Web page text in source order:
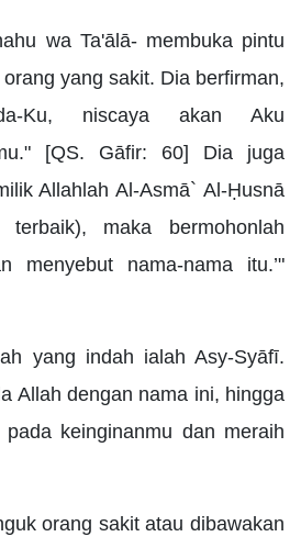
wa Ta'ālā- membuka pintu
yang sakit. Dia berfirman,
Ku, niscaya akan Aku
[QS. Gāfir: 60] Dia juga
Allahlah Al-Asmā` Al-Ḥusnā
terbaik), maka bermohonlah
menyebut nama-nama itu.’"
yang indah ialah Asy-Syāfī.
Allah dengan nama ini, hingga
keinginanmu dan meraih